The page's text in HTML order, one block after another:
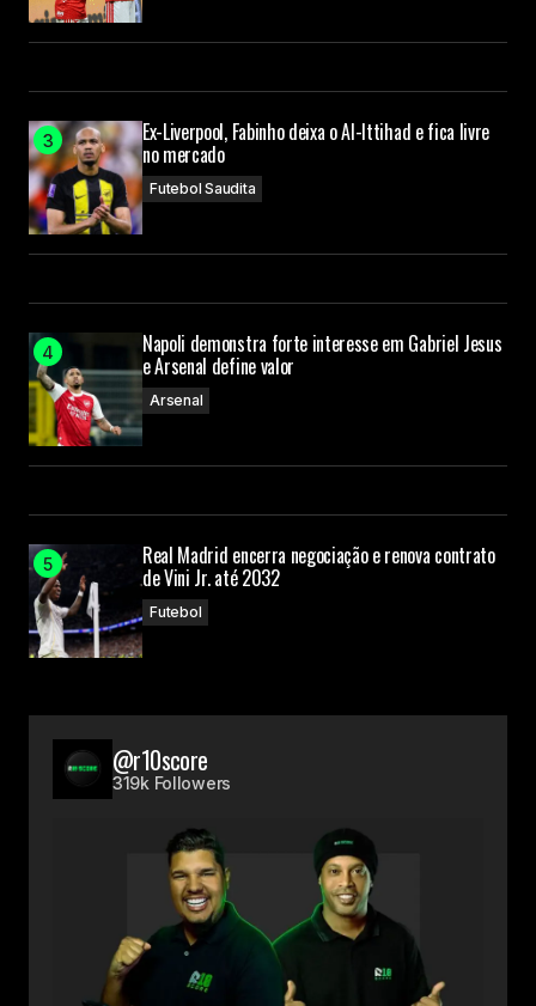
Ex-Liverpool, Fabinho deixa o Al-Ittihad e fica livre
no mercado
Futebol Saudita
Napoli demonstra forte interesse em Gabriel Jesus
e Arsenal define valor
Arsenal
Real Madrid encerra negociação e renova contrato
de Vini Jr. até 2032
Futebol
@r10score
319k Followers